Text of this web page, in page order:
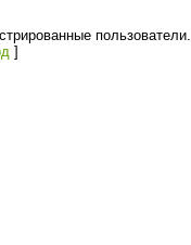
пользователи.
]